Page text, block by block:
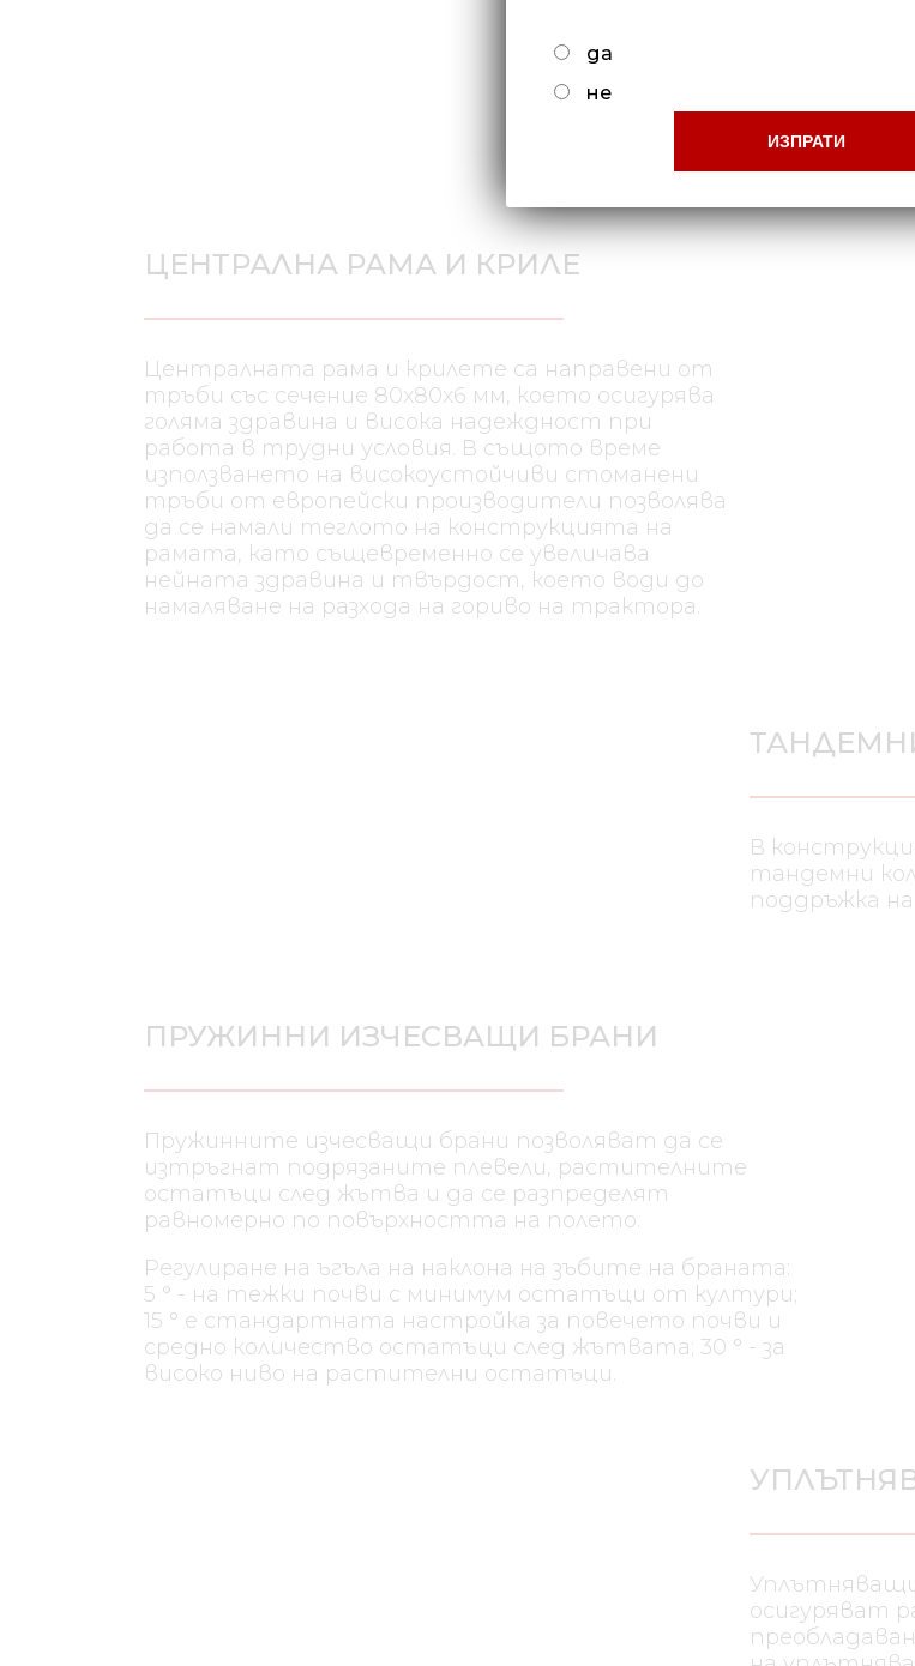
на
ЦЕНТРАЛНА РАМА И КРИЛЕ
Централната рама и крилете са направени от
тръби със сечение 80x80x6 мм, което осигурява
голяма здравина и висока надеждност при
работа в трудни условия. В същото време
използването на високоустойчиви стоманени
тръби от европейски производители позволява
да се намали теглото на конструкцията на
рамата, като същевременно се увеличава
нейната здравина и твърдост, което води до
намаляване на разхода на гориво на трактора.
В
система
Пружинните изчесващи брани позволяват да се
изтръгнат подрязаните плевели,
растителните остатъци след жътва и да се
полето.
Регулиране на ъгъла на наклона на зъбите на
браната: 5 ° - на тежки почви с минимум
остатъци от култури; 15 ° е стандартната
да
не